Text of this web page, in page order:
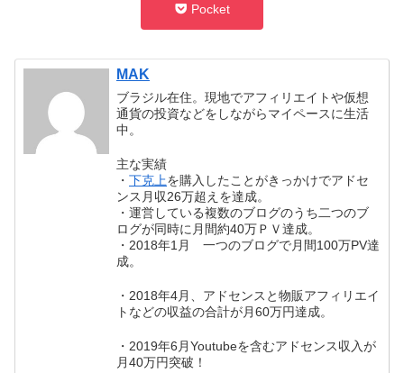
Pocket
MAK
ブラジル在住。現地でアフィリエイトや仮想
通貨の投資などをしながらマイペースに生活
中。
主な実績
・下克上を購入したことがきっかけでアドセ
ンス月収26万超えを達成。
・運営している複数のブログのうち二つのブ
ログが同時に月間約40万ＰＶ達成。
・2018年1月 一つのブログで月間100万PV達
成。
・2018年4月、アドセンスと物販アフィリエイ
トなどの収益の合計が月60万円達成。
・2019年6月Youtubeを含むアドセンス収入が
月40万円突破！